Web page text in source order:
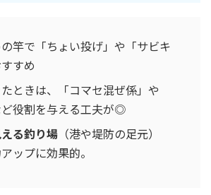
竿で「ちょい投げ」や「サビキ
すめ
ときは、「コマセ混ぜ係」や
ど役割を与える工夫が◎
る釣り場 （港や堤防の足元）
ップに効果的。